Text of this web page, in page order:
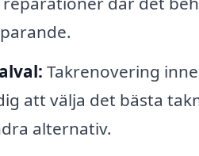
Takrenovering
att välja det bästa
alternativ.